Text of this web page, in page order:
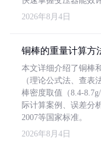
2026年8月4日
铜棒的重量计算方
本文详细介绍了铜棒
（理论公式法、查表
棒密度取值（8.4-
际计算案例、误差分
2007等国家标准。
2026年8月4日